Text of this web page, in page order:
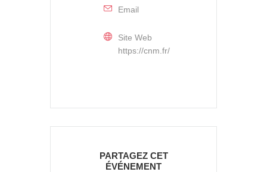
Email
Site Web
https://cnm.fr/
PARTAGEZ CET
ÉVÉNEMENT